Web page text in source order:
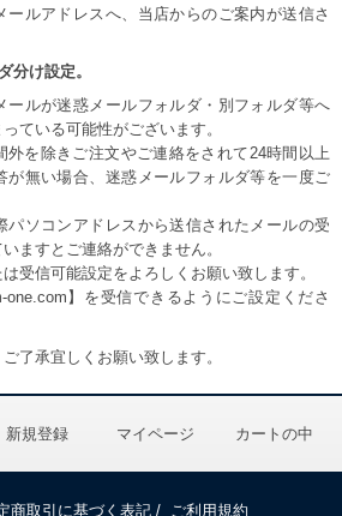
ールアドレスへ、当店からのご案内が送信さ
分け設定。
ールが迷惑メールフォルダ・別フォルダ等へ
ている可能性がございます。
外を除きご注文やご連絡をされて24時間以上
が無い場合、迷惑メールフォルダ等を一度ご
パソコンアドレスから送信されたメールの受
ますとご連絡ができません。
受信可能設定をよろしくお願い致します。
one.com】を受信できるようにご設定くださ
了承宜しくお願い致します。
新規登録 マイページ カートの中
商取引に基づく表記 / ご利用規約